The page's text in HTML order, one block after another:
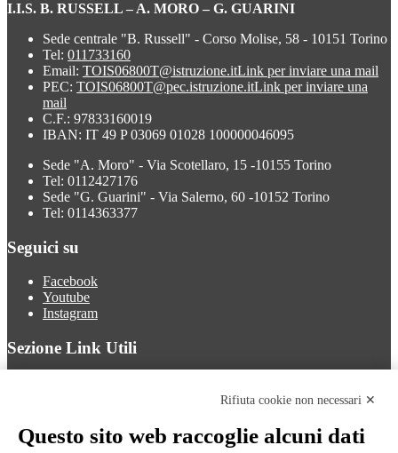
I.I.S. B. RUSSELL – A. MORO – G. GUARINI
Sede centrale "B. Russell" - Corso Molise, 58 - 10151 Torino
Tel: 011733160
Email: TOIS06800T@istruzione.itLink per inviare una mail
PEC: TOIS06800T@pec.istruzione.itLink per inviare una
mail
C.F.: 97833160019
IBAN: IT 49 P 03069 01028 100000046095
Sede "A. Moro" - Via Scotellaro, 15 -10155 Torino
Tel: 0112427176
Sede "G. Guarini" - Via Salerno, 60 -10152 Torino
Tel: 0114363377
Seguici su
Facebook
Youtube
Instagram
Sezione Link Utili
Ufficio Relazioni con il Pubblico
Dichiarazione di accessibilità
Rifiuta cookie non necessari ✕
Questo sito web raccoglie alcuni dati